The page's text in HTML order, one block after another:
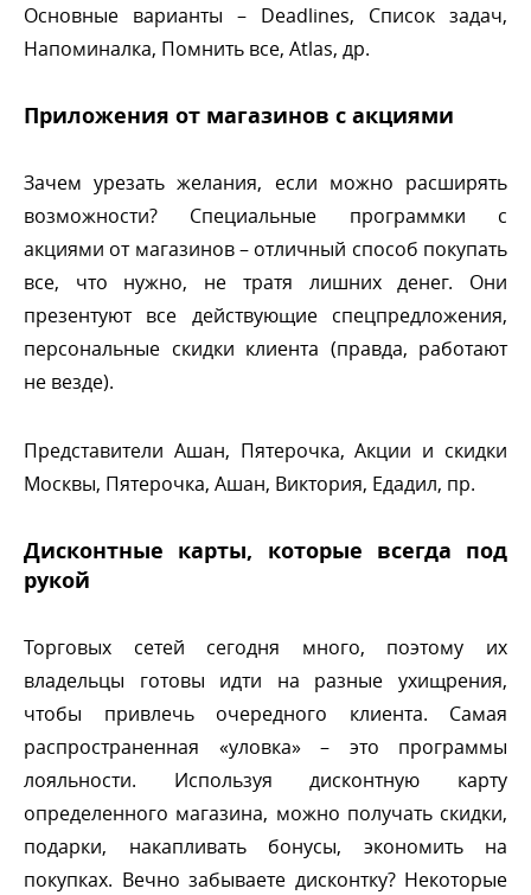
Основные варианты – Deadlines, Cписок задач,
Напоминалка, Помнить все, Atlas, др.
Приложения от магазинов с акциями
Зачем урезать желания, если можно расширять
озможности? Специальные программки с
акциями от магазинов – отличный способ покупать
се, что нужно, не тратя лишних денег. Они
презентуют все действующие спецпредложения,
персональные скидки клиента (правда, работают
не везде).
Представители Ашан, Пятерочка, Акции и скидки
Москвы, Пятерочка, Ашан, Виктория, Едадил, пр.
Дисконтные карты, которые всегда под
рукой
Торговых сетей сегодня много, поэтому их
ладельцы готовы идти на разные ухищрения,
чтобы привлечь очередного клиента. Самая
распространенная «уловка» – это программы
лояльности. Используя дисконтную карту
определенного магазина, можно получать скидки,
подарки, накапливать бонусы, экономить на
покупках. Вечно забываете дисконтку? Некоторые